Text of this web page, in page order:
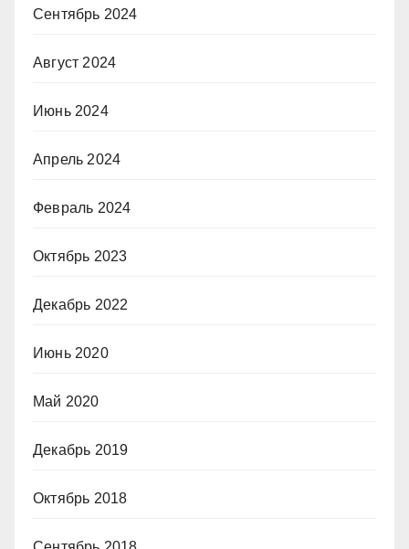
Сентябрь 2024
Август 2024
Июнь 2024
Апрель 2024
Февраль 2024
Октябрь 2023
Декабрь 2022
Июнь 2020
Май 2020
Декабрь 2019
Октябрь 2018